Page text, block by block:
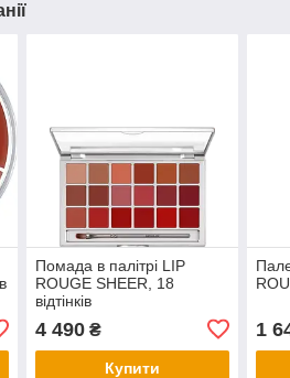
Помада в палітрі LIP
ROUGE SHEER, 18
відтінків
4 490₴
Купити
1